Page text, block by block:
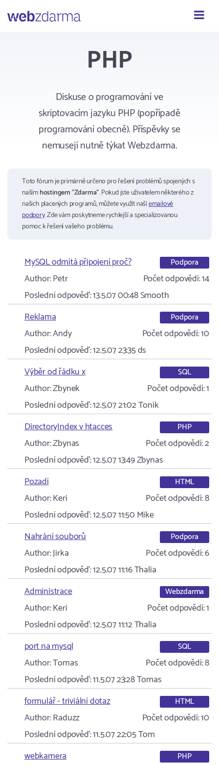
PHP
Diskuse o programování ve
skriptovacím jazyku PHP (popřípadě
programování obecně). Příspěvky se
nemusejí nutně týkat Webzdarma.
Toto fórum je primárně určeno pro řešení problémů spojených s
našímhostingem "Zdarma". Pokud jste uživatelem některého z
našich placených programů, můžete využít našíemailové
podpory. Zde vám poskytneme rychlejší a specializovanou
pomoc k řešení vašeho problému.
MySQL odmítá připojení proč? Podpora
Author:Petr Počet odpovědí:14
Poslední odpověď:13.5.07 00:48Smooth
Reklama
Podpora
Author:Andy Počet odpovědí:10
Poslední odpověď:12.5.07 23:35ds
Výběr od řádku x
SQL
Author:Zbynek Počet odpovědí:1
Poslední odpověď:12.5.07 21:02Tonik
DirectoryIndex v htacces
PHP
Author:Zbynas Počet odpovědí:2
Poslední odpověď:12.5.07 13:49Zbynas
Pozadí
HTML
Author:Keri Počet odpovědí:8
Poslední odpověď:12.5.07 11:50 Mike
Nahrání souborů
Podpora
Author:Jirka Počet odpovědí:6
Poslední odpověď:12.5.07 11:16Thalia
Administrace
Webzdarma
Author:Keri Počet odpovědí:1
Poslední odpověď:12.5.07 11:12Thalia
port na mysql
SQL
Author:Tomas Počet odpovědí:8
Poslední odpověď:11.5.07 23:28Tomas
formulář - triviální dotaz
HTML
Author:Raduzz Počet odpovědí:10
Poslední odpověď:11.5.07 22:05Tom
webkamera
PHP